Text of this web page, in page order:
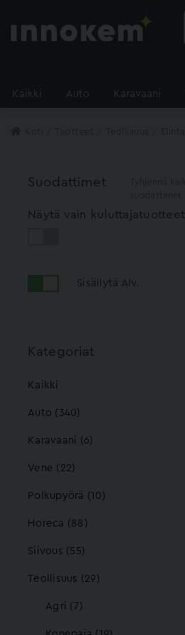
Kaikki Auto Karavaani
Suodattimet
Näytä vain kuluttajatuotteet
Sisällytä Alv.
Kategoriat
Kaikki
Auto (340)
Karavaani (6)
Vene (22)
Polkupyörä (10)
Horeca (88)
Siivous (55)
Teollisuus (29)
Agri (7)